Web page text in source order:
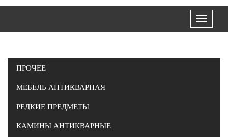
Меню
ПРОЧЕЕ
МЕБЕЛЬ АНТИКВАРНАЯ
РЕДКИЕ ПРЕДМЕТЫ
КАМИНЫ АНТИКВАРНЫЕ